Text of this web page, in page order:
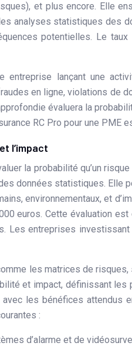
et plus encore. Elle
analyses statistiques des
potentielles. Le
entreprise lançant une
en ligne, violations de
évaluera la
RC Pro pour une PME
l’impact
la probabilité qu’un
données statistiques. Elle
environnementaux, et
euros. Cette évaluation
Les entreprises
les matrices de
et impact, définissant les
les bénéfices attendus
:
d’alarme et de